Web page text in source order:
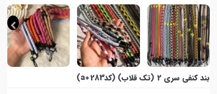
بند کنفی سری 2 (تک قلاب) (کدa0283)